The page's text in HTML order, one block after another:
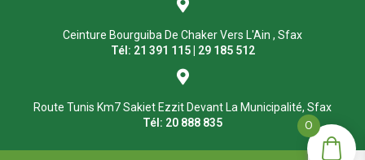
Ceinture Bourguiba De Chaker Vers L'Ain , Sfax
Tél: 21 391 115 | 29 185 512
Route Tunis Km7 Sakiet Ezzit Devant La Municipalité, Sfax
Tél: 20 888 835
0